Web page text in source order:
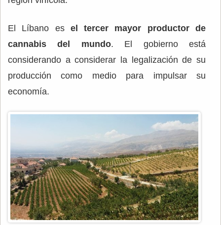
El Líbano esel tercer mayor productor de
cannabis del mundo. El gobierno está
considerando a considerar la legalización de su
producción como medio para impulsar su
economía.